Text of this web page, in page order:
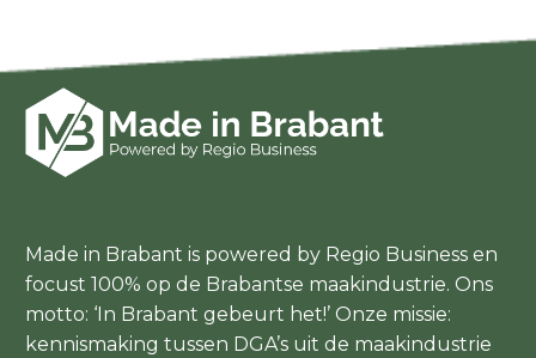
Made in Brabant is powered by Regio Business en
focust 100% op de Brabantse maakindustrie. Ons
motto: ‘In Brabant gebeurt het!’ Onze missie:
kennismaking tussen DGA’s uit de maakindustrie